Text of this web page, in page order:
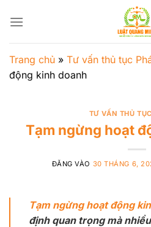
qua
dung
Trang chủ » Tư vấn thủ tục
động kinh doanh
TƯ VẤN THỦ
Tạm ngừng hoạt
ĐĂNG VÀO 30 THÁNG 6,
Tạm ngừng hoạt động
định quan trọng mà